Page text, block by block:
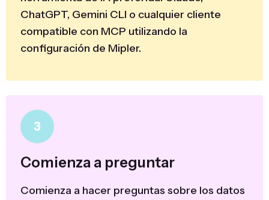
ChatGPT, Gemini CLI o cualquier cliente
compatible con MCP utilizando la
configuración de Mipler.
3
Comienza a preguntar
Comienza a hacer preguntas sobre los datos